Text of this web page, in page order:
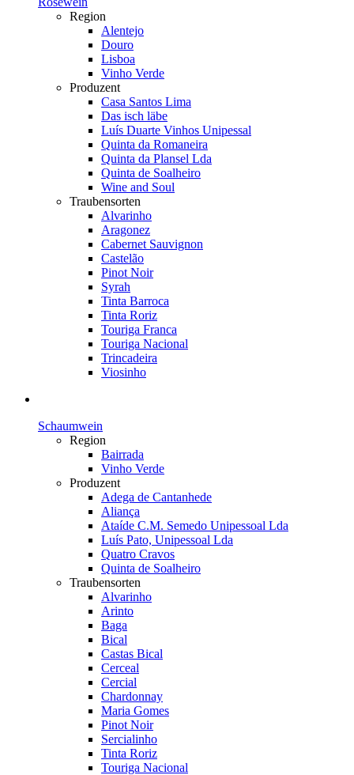
Region
Alentejo
Douro
Lisboa
Vinho Verde
Produzent
Casa Santos Lima
Das isch läbe
Luís Duarte Vinhos Unipessal
Quinta da Romaneira
Quinta da Plansel Lda
Quinta de Soalheiro
Wine and Soul
Traubensorten
Alvarinho
Aragonez
Cabernet Sauvignon
Castelão
Pinot Noir
Syrah
Tinta Barroca
Tinta Roriz
Touriga Franca
Touriga Nacional
Trincadeira
Viosinho
Schaumwein
Region
Bairrada
Vinho Verde
Produzent
Adega de Cantanhede
Aliança
Ataíde C.M. Semedo Unipessoal Lda
Luís Pato, Unipessoal Lda
Quatro Cravos
Quinta de Soalheiro
Traubensorten
Alvarinho
Arinto
Baga
Bical
Castas Bical
Cerceal
Cercial
Chardonnay
Maria Gomes
Pinot Noir
Sercialinho
Tinta Roriz
Touriga Nacional